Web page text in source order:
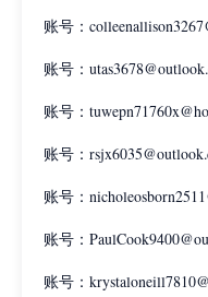
账号：
账号：
账号：
账号：
账号：
账号：
账号：